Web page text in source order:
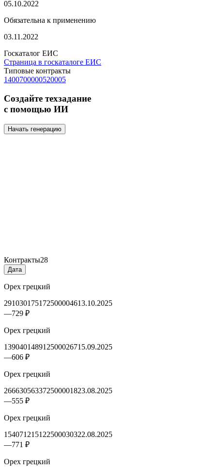
05.10.2022
Обязательна к применению
03.11.2022
Госкаталог ЕИС
Страница в госкаталоге ЕИС
Типовые контракты
1400700000520005
Создайте техзадание
с помощью ИИ
Начать генерацию
Контракты28
Дата
Орех грецкий
291030175172500004613.10.2025
—729 ₽
Орех грецкий
139040148912500026715.09.2025
—606 ₽
Орех грецкий
266630563372500001823.08.2025
—555 ₽
Орех грецкий
154071215122500030322.08.2025
—771 ₽
Орех грецкий